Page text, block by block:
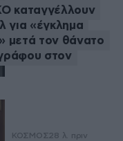
καταγγέλλουν
για «έγκλημα
μετά τον θάνατο
στον
ΚΟΣΜΟΣ28 λ. πριν